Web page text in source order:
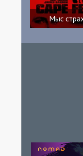
Мыс